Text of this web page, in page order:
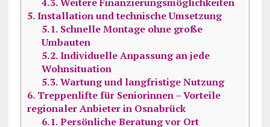
5.Installation und technische Umsetzung
5.1.Schnelle Montage ohne große
Umbauten
5.2.Individuelle Anpassung an jede
Wohnsituation
5.3.Wartung und langfristige Nutzung
6.Treppenlifte für Seniorinnen – Vorteile
regionaler Anbieter in Osnabrück
6.1.Persönliche Beratung vor Ort